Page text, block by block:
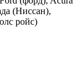
(Ниссан),
ройс)